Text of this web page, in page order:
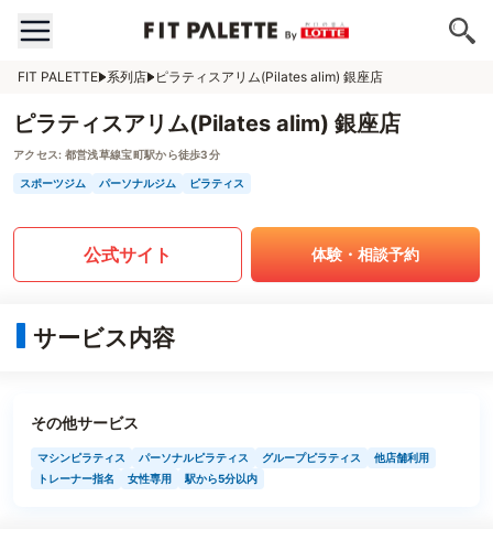
FIT PALETTE 系列店 ピラティスアリム(Pilates alim) 銀座店
ピラティスアリム(Pilates alim) 銀座店
アクセス: 都営浅草線宝町駅から徒歩3分
スポーツジム パーソナルジム ピラティス
公式サイト 体験・相談予約
サービス内容
その他サービス
マシンピラティス パーソナルピラティス グループピラティス
他店舗利用
トレーナー指名
女性専用 駅から5分以内